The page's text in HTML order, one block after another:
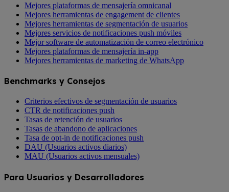
Mejores plataformas de mensajería omnicanal
Mejores herramientas de engagement de clientes
Mejores herramientas de segmentación de usuarios
Mejores servicios de notificaciones push móviles
Mejor software de automatización de correo electrónico
Mejores plataformas de mensajería in-app
Mejores herramientas de marketing de WhatsApp
Benchmarks y Consejos
Criterios efectivos de segmentación de usuarios
CTR de notificaciones push
Tasas de retención de usuarios
Tasas de abandono de aplicaciones
Tasa de opt-in de notificaciones push
DAU (Usuarios activos diarios)
MAU (Usuarios activos mensuales)
Para Usuarios y Desarrolladores